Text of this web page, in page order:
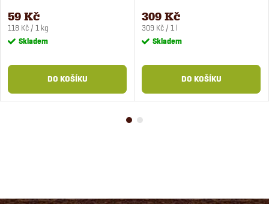
59 Kč
Měrná
cena:
118 Kč / 1 kg
Skladem
DO KOŠÍKU
309 Kč
Měrná
cena:
309 Kč / 1 l
Skladem
DO KOŠÍKU